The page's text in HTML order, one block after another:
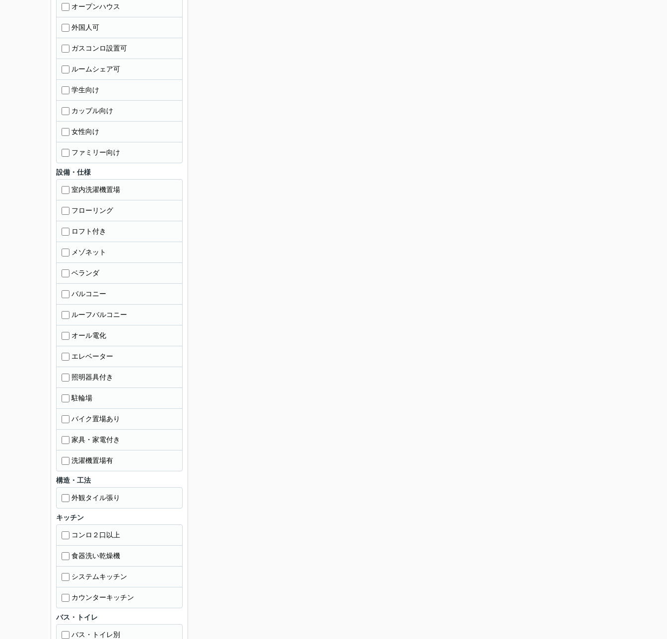
オープンハウス
外国人可
ガスコンロ設置可
ルームシェア可
学生向け
カップル向け
女性向け
ファミリー向け
設備・仕様
室内洗濯機置場
フローリング
ロフト付き
メゾネット
ベランダ
バルコニー
ルーフバルコニー
オール電化
エレベーター
照明器具付き
駐輪場
バイク置場あり
家具・家電付き
洗濯機置場有
構造・工法
外観タイル張り
キッチン
コンロ２口以上
食器洗い乾燥機
システムキッチン
カウンターキッチン
バス・トイレ
バス・トイレ別